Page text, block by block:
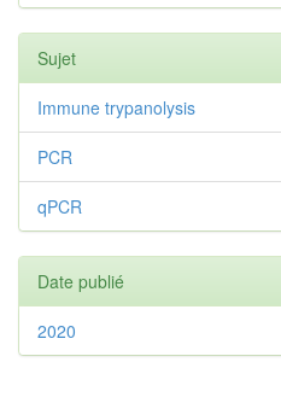
Sujet
Immune trypanolysis
PCR
qPCR
Date publié
2020